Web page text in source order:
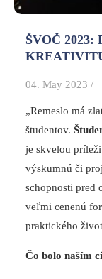
ŠVOČ
04. May 2023 /
„Remeslo má
študentov.
je skvelou
výskumnú či
schopnosti pred
veľmi cenenú
praktického
Čo bolo naším